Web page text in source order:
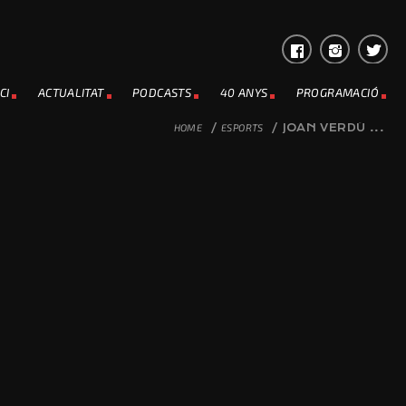
ACTUALITAT PODCASTS 40 ANYS PROGRAMACIÓ
HOME / ESPORTS / JOAN VERDÚ ...